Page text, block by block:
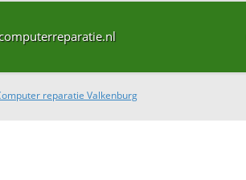
reparatie Valkenburg